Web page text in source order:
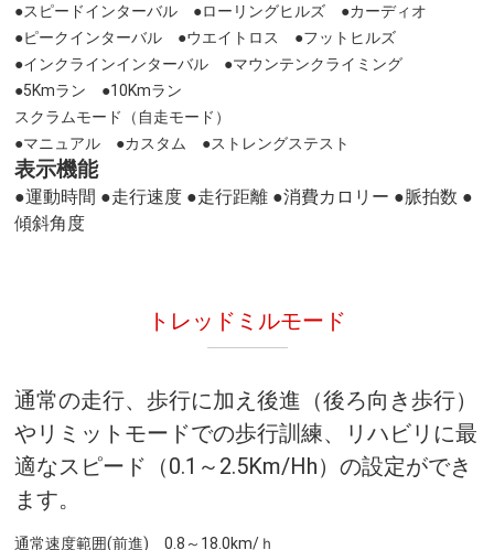
●スピードインターバル ●ローリングヒルズ ●カーディオ
●ピークインターバル ●ウエイトロス ●フットヒルズ
●インクラインインターバル ●マウンテンクライミング
●5Kmラン ●10Kmラン
スクラムモード（自走モード）
●マニュアル ●カスタム ●ストレングステスト
表示機能
●運動時間 ●走行速度 ●走行距離 ●消費カロリー ●脈拍数 ●
傾斜角度
トレッドミルモード
通常の走行、歩行に加え後進（後ろ向き歩行）
やリミットモードでの歩行訓練、リハビリに最
適なスピード（0.1～2.5Km/Hh）の設定ができ
ます。
通常速度範囲(前進) 0.8～18.0km/ｈ